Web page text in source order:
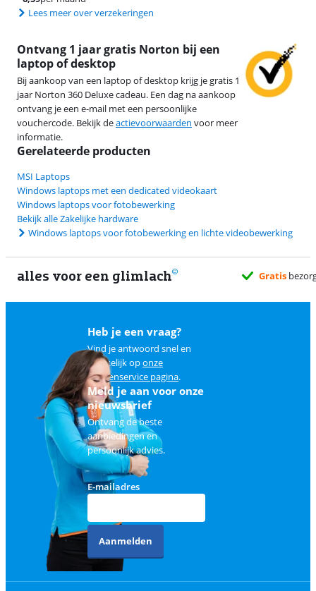
Lees meer over verzekeringen
Ontvang 1 jaar gratis Norton bij een
laptop of desktop
Bij aankoop van een laptop of desktop krijg je gratis 1
jaar Norton 360 Deluxe cadeau. Een dag na aankoop
ontvang je een e-mail met een persoonlijke
vouchercode. Bekijk deactievoorwaarden voor meer
informatie.
Gerelateerde producten
MSI Laptops
Windows laptops met een dedicated videokaart
Windows laptops voor fotobewerking
Bekijk alle Zakelijke hardware
Windows laptops voor fotobewerking en lichte videobewerking
alles voor een glimlach
Gratisbezorgd wanneer het jou uitkomt
Heb je een vraag?
Vind je antwoord snel en
makkelijk oponze
klantenservice pagina.
Meld je aan voor onze
nieuwsbrief
Ontvang de beste
aanbiedingen en
persoonlijk advies.
E-mailadres
Aanmelden